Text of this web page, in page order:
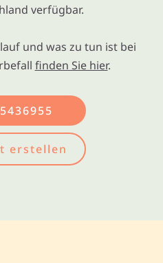
verfügbar.
und was zu tun ist bei
finden Sie hier.
erstellen